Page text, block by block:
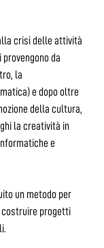
crisi delle attività
da
la
e dopo oltre
della cultura,
la creatività in
e
un metodo per
costruire progetti